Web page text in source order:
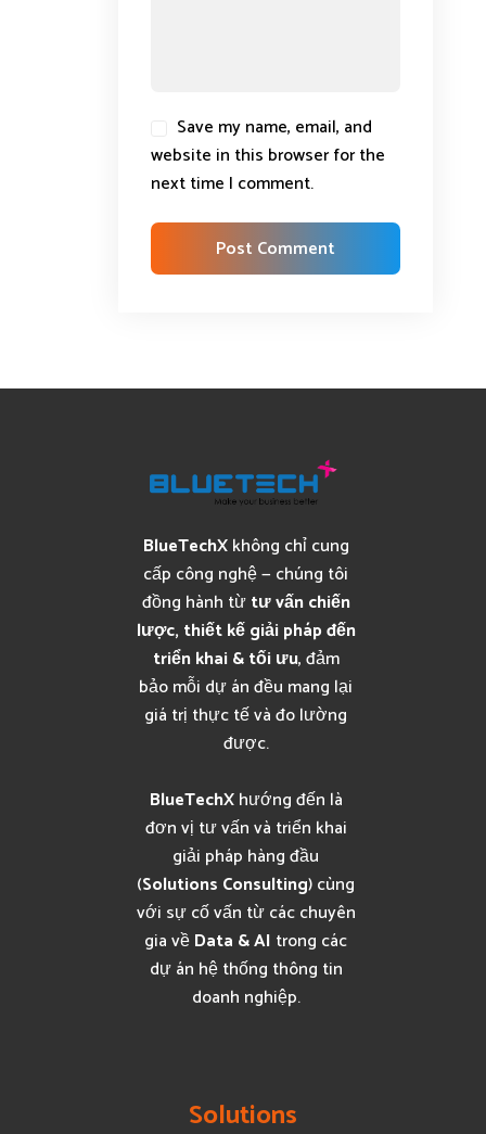
Save my name, email, and
website in this browser for the
next time I comment.
BlueTechXkhông chỉ cung
cấp công nghệ — chúng tôi
đồng hành từtư vấn chiến
lược, thiết kế giải pháp đến
triển khai & tối ưu, đảm
bảo mỗi dự án đều mang lại
giá trị thực tế và đo lường
được.
BlueTechXhướng đến là
đơn vị tư vấn và triển khai
giải pháp hàng đầu
(Solutions Consulting) cùng
với sự cố vấn từ các chuyên
gia vềData & AI trong các
dự án hệ thống thông tin
doanh nghiệp.
Solutions